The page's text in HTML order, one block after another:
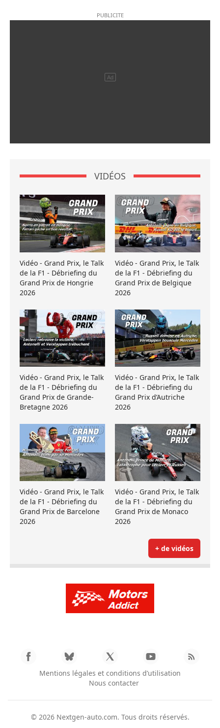
VIDÉOS
Vidéo - Grand Prix, le Talk
de la F1 - Débriefing du
Grand Prix de Hongrie
2026
Vidéo - Grand Prix, le Talk
de la F1 - Débriefing du
Grand Prix de Belgique
2026
Vidéo - Grand Prix, le Talk
de la F1 - Débriefing du
Grand Prix de Grande-
Bretagne 2026
Vidéo - Grand Prix, le Talk
de la F1 - Débriefing du
Grand Prix d’Autriche
2026
Vidéo - Grand Prix, le Talk
de la F1 - Débriefing du
Grand Prix de Barcelone
2026
Vidéo - Grand Prix, le Talk
de la F1 - Débriefing du
Grand Prix de Monaco
2026
+ de vidéos
Mentions légales et conditions d’utilisation
Nous contacter
© 2026 Nextgen-auto.com. Tous droits réservés.